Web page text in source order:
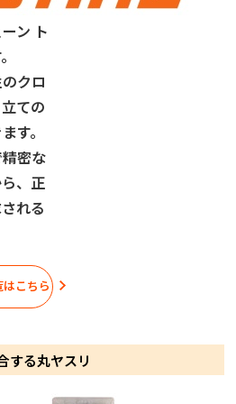
ン ト
クロ
ての
す。
密な
、正
れる
こちら
する丸ヤスリ